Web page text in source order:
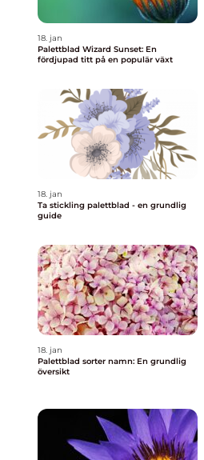
18. jan
Palettblad Wizard Sunset: En
fördjupad titt på en populär växt
18. jan
Ta stickling palettblad - en grundlig
guide
18. jan
Palettblad sorter namn: En grundlig
översikt